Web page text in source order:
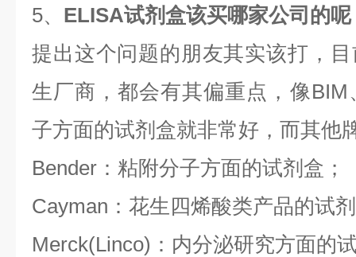
5、 ELISA试剂盒该买哪家公司的呢
提出这个问题的朋友其实该打，
生厂商，都会有其偏重点，像
子方面的试剂盒就非常好，而其他
Bender：粘附分子方面的试剂盒；
Cayman：花生四烯酸类产品的试
Merck(Linco)：内分泌研究方面的